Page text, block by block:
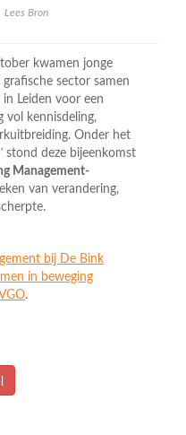
Lees Bron
kwamen jonge
sector samen
in Leiden voor een
vol kennisdeling,
Onder het
stond deze bijeenkomst
Management-
van verandering,
bij De Bink
in beweging
.